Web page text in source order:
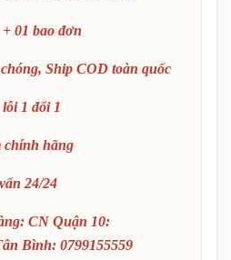
01 bao đơn
Ship COD toàn quốc
1 đổi 1
chính hãng
24/24
CN Quận 10:
Bình: 0799155559
Lông Yonex Q014 Chính
Lông Victor VBS 66 Chính
Chính Hãng